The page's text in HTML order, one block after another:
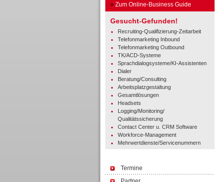
» Zum Online-Business Guide
Gesucht-Gefunden!
Recruiting-Qualifizierung-Zeitarbeit
Telefonmarketing Inbound
Telefonmarketing Outbound
TK/ACD-Systeme
Sprachdialogsysteme/KI-Assistenten
Dialer
Beratung/Consulting
Arbeitsplatzgestaltung
Gesamtlösungen
Headsets
Logging/Monitoring/
Qualitätssicherung
Contact Center u. CRM Software
Workforce-Management
Mehrwertdienste/Servicenummern
Termine